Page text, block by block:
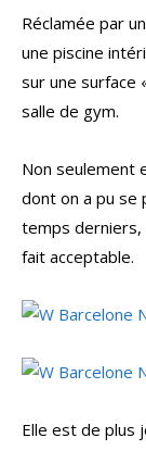
Réclamée par
une piscine
sur une surface
salle de gym.
Non seulement
dont on a pu se
temps derniers,
fait acceptable.
Elle est de plus